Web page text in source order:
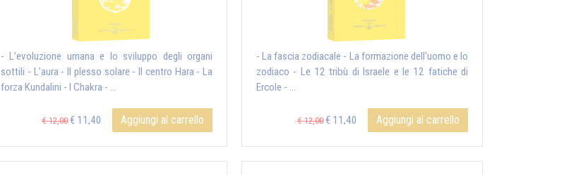
- L’evoluzione umana e lo sviluppo degli organi
sottili - L’aura - Il plesso solare - Il centro Hara - La
forza Kundalini - I Chakra - ...
€ 12,00 € 11,40 Aggiungi al carrello
- La fascia zodiacale - La formazione dell'uomo e lo
zodiaco - Le 12 tribù di Israele e le 12 fatiche di
Ercole - ...
€ 12,00 € 11,40 Aggiungi al carrello